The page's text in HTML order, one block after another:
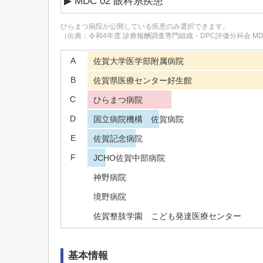
ひらまつ病院が公開している疾患のみ選択できます。
（出典：令和4年度 診療報酬調査専門組織・DPC評価分科会
A
佐賀大学医学部附属病院
B
佐賀県医療センター好生館
C
ひらまつ病院
D
国立病院機構 佐賀病院
E
佐賀記念病院
F
JCHO佐賀中部病院
神野病院
境野病院
佐賀整肢学園 こども発達医療センター
志田病院
基本情報